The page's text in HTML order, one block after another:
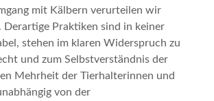
mit Kälbern verurteilen wir
Derartige Praktiken sind in keiner
stehen im klaren Widerspruch zu
und zum Selbstverständnis der
Mehrheit der Tierhalterinnen und
von der